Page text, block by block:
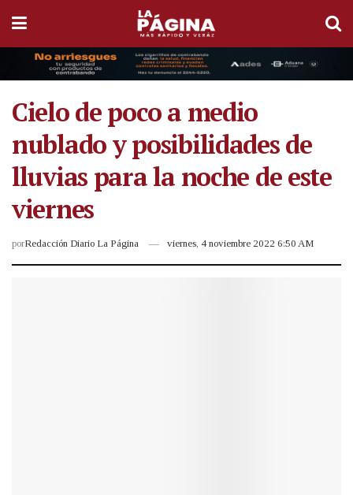
Cielo de poco a medio
nublado y posibilidades de
lluvias para la noche de este
viernes
porRedacción Diario La Página viernes, 4 noviembre 2022 6:50 AM